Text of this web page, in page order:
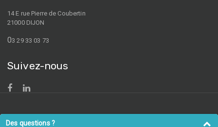
14 E rue Pierre de Coubertin
21000 DIJON
03 29 33 03 73
Suivez-nous
Mentions légales
Des questions ?